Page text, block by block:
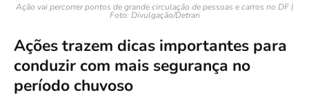
Ação vai percorrer pontos de grande circulação de pessoas e carros no DF |
Foto: Divulgação/Detran
Ações trazem dicas importantes para
conduzir com mais segurança no
período chuvoso